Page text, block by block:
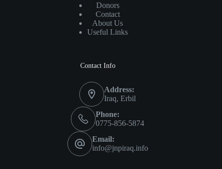
Donors
Contact
About Us
Useful Links
Contact Info
Address:
Iraq, Erbil
Phone:
0775-856-5874
Email:
info@jnpiraq.info